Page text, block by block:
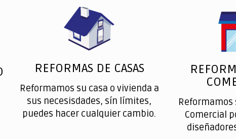
REFORMAS DE CASAS
Reformamos su casa o vivienda a
sus necesisdades, sín límites,
puedes hacer cualquier cambio.
Reformamos
Comercial